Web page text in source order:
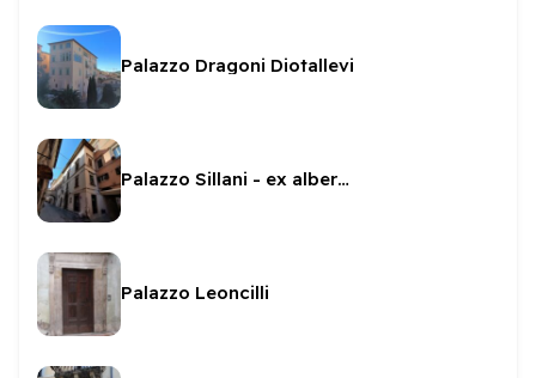
Palazzo Dragoni Diotallevi
Palazzo Sillani - ex albergo dell'Angelo
Palazzo Leoncilli